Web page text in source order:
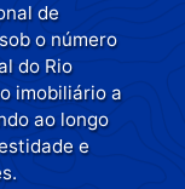
de
o número
do Rio
imobiliário a
ao longo
e